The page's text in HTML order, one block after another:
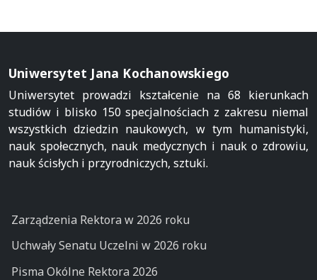
Uniwersytet Jana Kochanowskiego
Uniwersytet prowadzi kształcenie na 68 kierunkach
studiów i blisko 150 specjalnościach z zakresu niemal
wszystkich dziedzin naukowych, w tym humanistyki,
nauk społecznych, nauk medycznych i nauk o zdrowiu,
nauk ścisłych i przyrodniczych, sztuki.
Zarządzenia Rektora w 2026 roku
Uchwały Senatu Uczelni w 2026 roku
Pisma Okólne Rektora 2026